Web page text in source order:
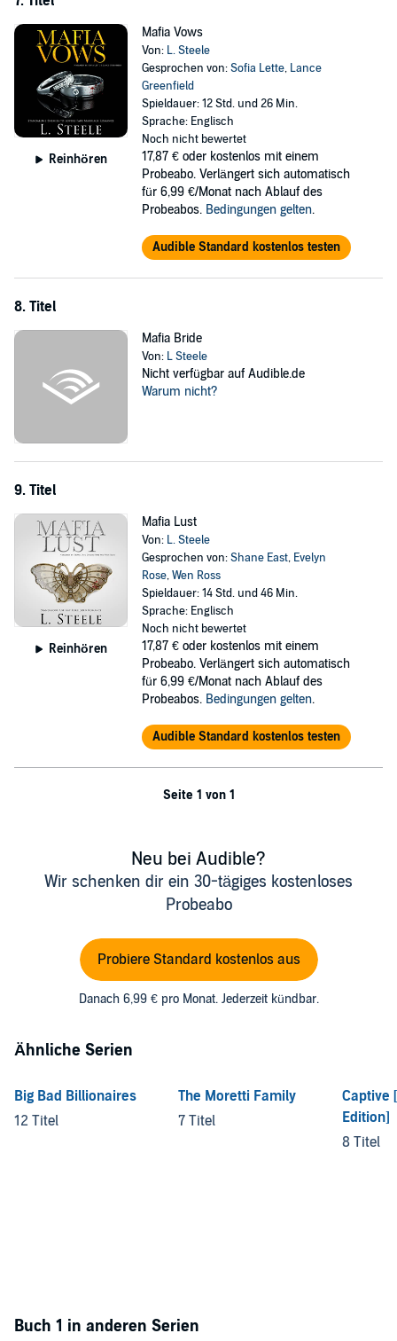
Reinhören
Mafia Vows
Von: L. Steele
Gesprochen von:Sofia Lette, Lance
Greenfield
Spieldauer: 12 Std. und 26 Min.
Sprache: Englisch
Noch nicht bewertet
17,87 € oder kostenlos mit einem
Probeabo. Verlängert sich automatisch
für 6,99 €/Monat nach Ablauf des
Probeabos. Bedingungen gelten.
Audible Standard kostenlos testen
8. Titel
Mafia Bride
Von: L Steele
Nicht verfügbar auf Audible.de
Warum nicht?
9. Titel
Reinhören
Mafia Lust
Von: L. Steele
Gesprochen von:Shane East, Evelyn
Rose,Wen Ross
Spieldauer: 14 Std. und 46 Min.
Sprache: Englisch
Noch nicht bewertet
17,87 € oder kostenlos mit einem
Probeabo. Verlängert sich automatisch
für 6,99 €/Monat nach Ablauf des
Probeabos. Bedingungen gelten.
Audible Standard kostenlos testen
Seite 1 von 1
Neu bei Audible?
Wir schenken dir ein 30-tägiges kostenloses
Probeabo
Probiere Standard kostenlos aus
Danach 6,99 € pro Monat. Jederzeit kündbar.
Ähnliche Serien
Big Bad Billionaires
12 Titel
The Moretti Family
7 Titel
Captive
Edition]
8 Titel
Buch 1 in anderen Serien